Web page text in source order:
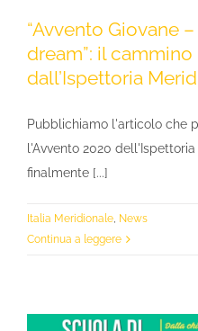
“Avvento Giovane
dream”: il
dall’Ispettoria
Pubblichiamo l'articolo che
l'Avvento 2020
finalmente [...]
Italia Meridionale News
Continua a leggere